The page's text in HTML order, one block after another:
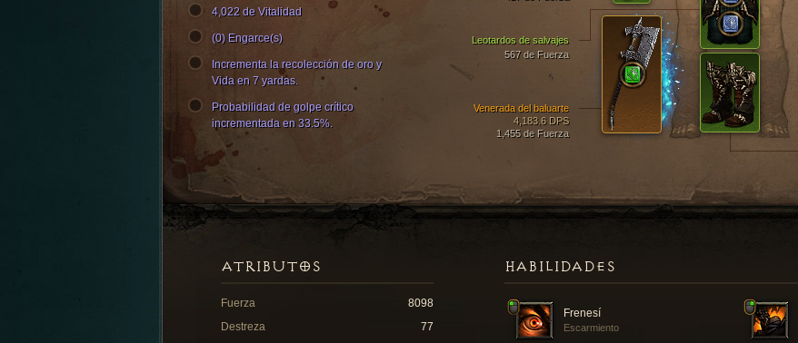
Leotardos de salvajes
567 de Fuerza
Venerada del baluarte
4,183.6 DPS
1,455 de Fuerza
4,022 de Vitalidad
(0) Engarce(s)
Incrementa la recolección de oro y
Vida en 7 yardas.
Probabilidad de golpe crítico
incrementada en 33.5%.
HABILIDADES
Frenesí
Escarmiento
ATRIBUTOS
Fuerza
8098
Destreza
77